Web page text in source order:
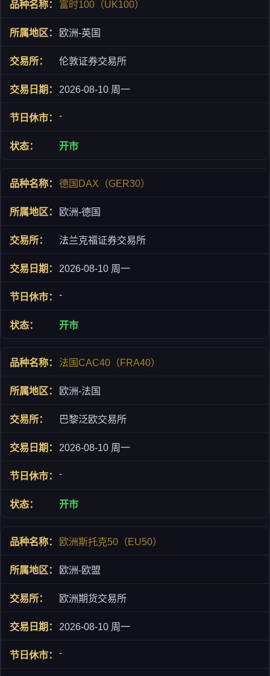
富时100（UK100）
欧洲-英国
伦敦证券交易所
2026-08-10 周一
-
开市
德国DAX（GER30）
欧洲-德国
法兰克福证券交易所
2026-08-10 周一
-
开市
法国CAC40（FRA40）
欧洲-法国
巴黎泛欧交易所
2026-08-10 周一
-
开市
欧洲斯托克50（EU50）
欧洲-欧盟
欧洲期货交易所
2026-08-10 周一
-